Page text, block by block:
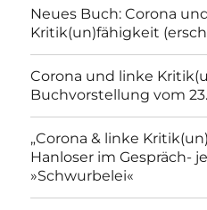
Neues Buch: Corona
Kritik(un)fähigkeit
Corona und linke
Buchvorstellung vom
„Corona & linke
Hanloser im Gespräch-
»Schwurbelei«